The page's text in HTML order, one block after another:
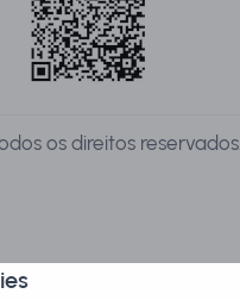
os direitos reservados.